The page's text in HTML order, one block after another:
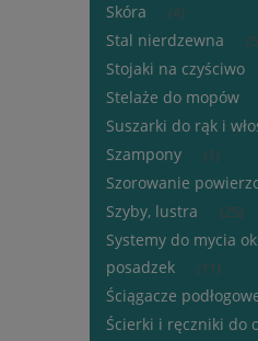
Skóra (4)
Stal nierdzewna
Stojaki na czyściwo
Stelaże do mopów
Suszarki do rąk i
Szampony (1)
Szorowanie
Szyby, lustra (25)
Systemy do mycia
posadzek
(11)
Ściągacze
Ścierki i ręczniki do